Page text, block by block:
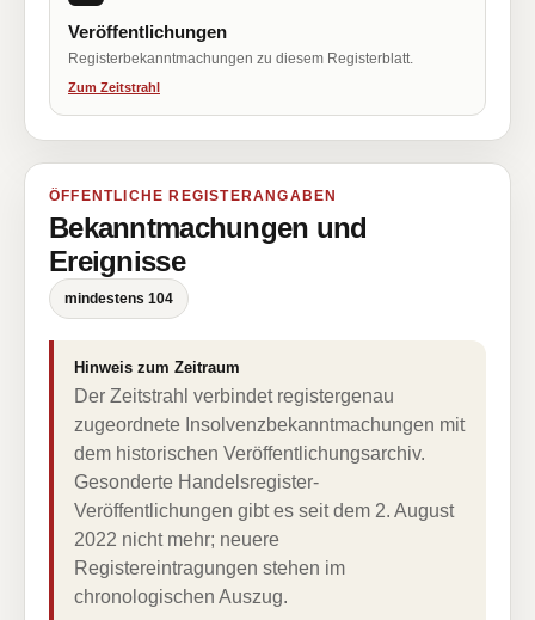
Veröffentlichungen
Registerbekanntmachungen zu diesem Registerblatt.
Zum Zeitstrahl
ÖFFENTLICHE REGISTERANGABEN
Bekanntmachungen und
Ereignisse
mindestens 104
Hinweis zum Zeitraum
Der Zeitstrahl verbindet registergenau
zugeordnete Insolvenzbekanntmachungen mit
dem historischen Veröffentlichungsarchiv.
Gesonderte Handelsregister-
Veröffentlichungen gibt es seit dem 2. August
2022 nicht mehr; neuere
Registereintragungen stehen im
chronologischen Auszug.